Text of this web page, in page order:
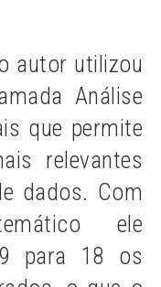
autor utilizou
Análise
que permite
relevantes
dados. Com
ele
para 18 os